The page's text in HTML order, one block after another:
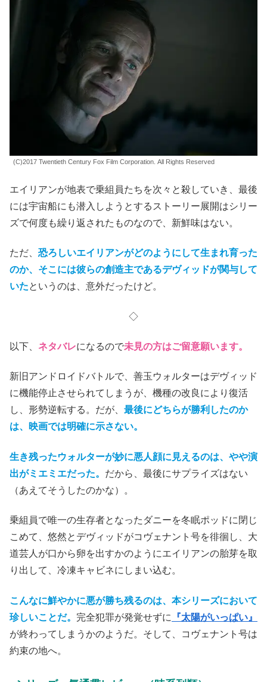
(C)2017 Twentieth Century Fox Film Corporation. All Rights Reserved
エイリアンが地表で乗組員たちを次々と殺していき、最後
には宇宙船にも潜入しようとするストーリー展開はシリー
ズで何度も繰り返されたものなので、新鮮味はない。
ただ、 恐ろしいエイリアンがどのようにして生まれ育った
のか、そこには彼らの創造主であるデヴィッドが関与して
いたというのは、意外だったけど。
◇
以下、 ネタバレになるので未見の方はご留意願います。
新旧アンドロイドバトルで、善玉ウォルターはデヴィッド
に機能停止させられてしまうが、機種の改良により復活
し、形勢逆転する。だが、 最後にどちらが勝利したのか
は、映画では明確に示さない。
生き残ったウォルターが妙に悪人顔に見えるのは、やや演
出がミエミエだった。 だから、最後にサプライズはない
（あえてそうしたのかな）。
乗組員で唯一の生存者となったダニーを冬眠ポッドに閉じ
こめて、悠然とデヴィッドがコヴェナント号を徘徊し、大
道芸人が口から卵を出すかのようにエイリアンの胎芽を取
り出して、冷凍キャビネにしまい込む。
こんなに鮮やかに悪が勝ち残るのは、本シリーズにおいて
珍しいことだ。 完全犯罪が発覚せずに
『太陽がいっぱい』
が終わってしまうかのようだ。そして、コヴェナント号は
約束の地へ。